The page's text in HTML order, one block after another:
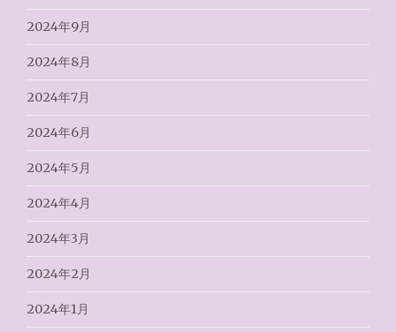
2024年9月
2024年8月
2024年7月
2024年6月
2024年5月
2024年4月
2024年3月
2024年2月
2024年1月